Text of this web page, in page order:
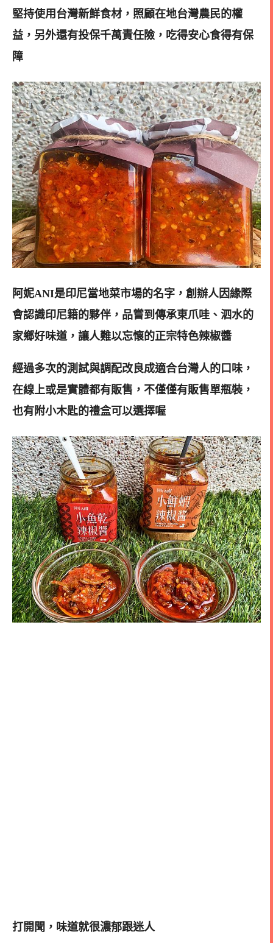
堅持使用台灣新鮮食材，照顧在地台灣農民的權
益，另外還有投保千萬責任險，吃得安心食得有保
障
阿妮ANI是印尼當地菜市場的名字，創辦人因緣際
會認識印尼籍的夥伴，品嘗到傳承東爪哇、泗水的
家鄉好味道，讓人難以忘懷的正宗特色辣椒醬
經過多次的測試與調配改良成適合台灣人的口味，
在線上或是實體都有販售，不僅僅有販售單瓶裝，
也有附小木匙的禮盒可以選擇喔
打開聞，味道就很濃郁跟迷人